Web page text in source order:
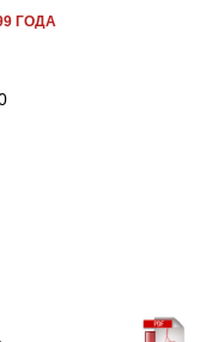
ГОДА